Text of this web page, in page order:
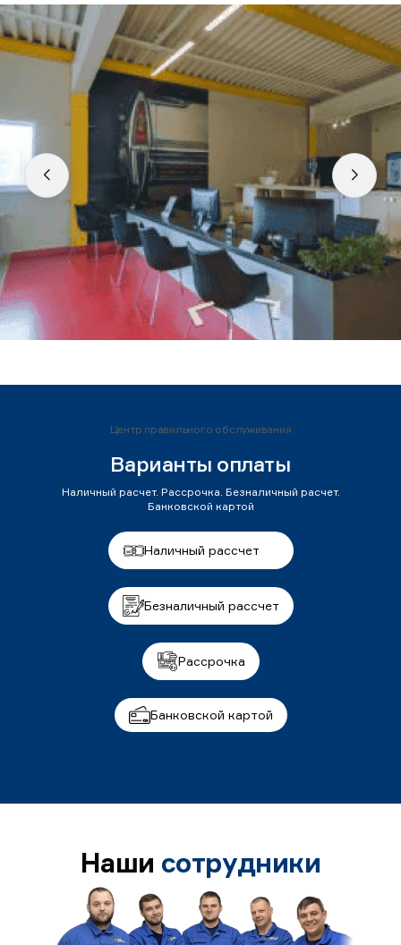
Центр правильного обслуживания
Варианты оплаты
Наличный расчет. Рассрочка. Безналичный расчет.
Банковской картой
Наличный рассчет
Безналичный рассчет
Рассрочка
Банковской картой
Наши сотрудники